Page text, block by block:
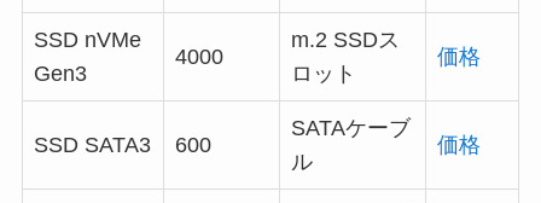
SSD nVMe
Gen3
4000
m.2 SSDス
ロット
価格
SSD SATA3 600
SATAケーブ
ル
価格